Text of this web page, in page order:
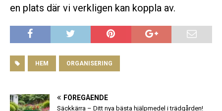
en plats där vi verkligen kan koppla av.
HEM ORGANISERING
FÖREGÅENDE
Säckkärra – Ditt nya bästa hjälpmedel i trädgården!